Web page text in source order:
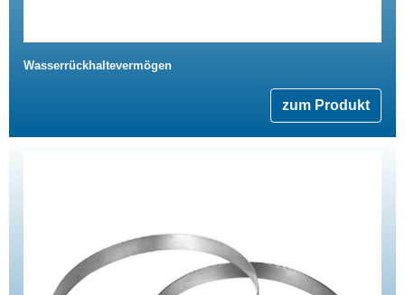
Wasserrückhaltevermögen
zum Produkt